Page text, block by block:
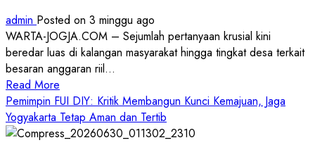
admin Posted on 3 minggu ago
WARTA-JOGJA.COM – Sejumlah pertanyaan krusial kini
beredar luas di kalangan masyarakat hingga tingkat desa terkait
besaran anggaran riil...
Read More
more
about
Anggaran
Pemimpin FUI DIY: Kritik Membangun Kunci Kemajuan, Jaga
Yogyakarta Tetap Aman dan Tertib